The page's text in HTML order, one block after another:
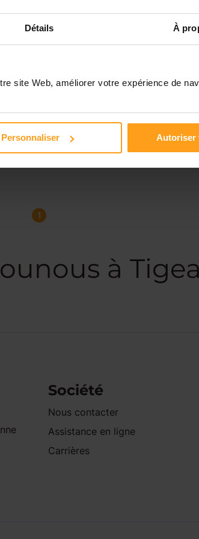
Détails À
site Web, améliorer votre expérience de
Personnaliser Autoriser
1
à
Société
Nous contacter
Assistance en ligne
Carrières